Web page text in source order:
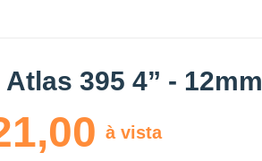
395 4” - 12mm
à vista